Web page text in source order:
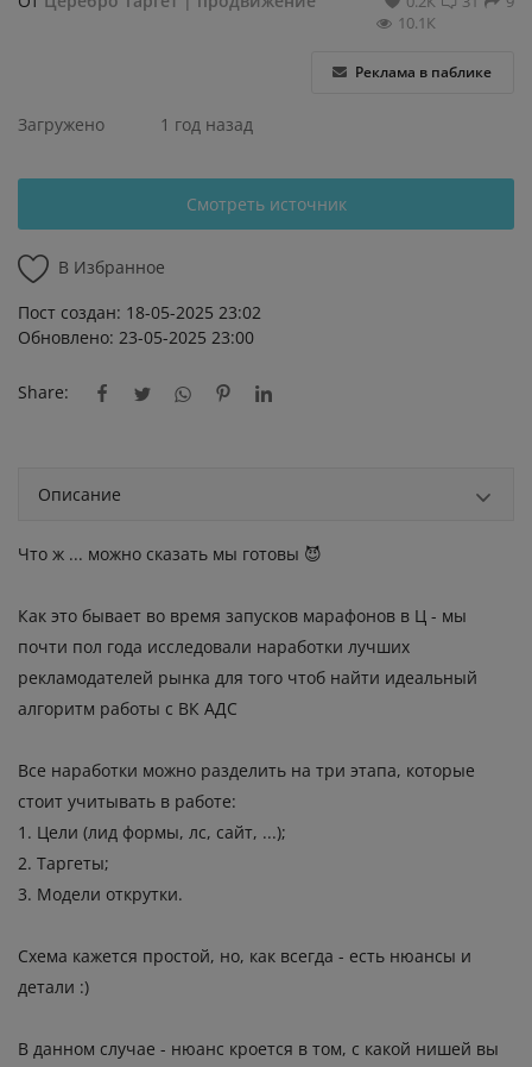
10.1К
Реклама в паблике
Загружено 1 год назад
Смотреть источник
В Избранное
Пост создан: 18-05-2025 23:02
Обновлено: 23-05-2025 23:00
Share:
Описание
Что ж ... можно сказать мы готовы 😈
Как это бывает во время запусков марафонов в Ц - мы
почти пол года исследовали наработки лучших
рекламодателей рынка для того чтоб найти идеальный
алгоритм работы с ВК АДС
Все наработки можно разделить на три этапа, которые
стоит учитывать в работе:
1. Цели (лид формы, лс, сайт, ...);
2. Таргеты;
3. Модели открутки.
Схема кажется простой, но, как всегда - есть нюансы и
детали :)
В данном случае - нюанс кроется в том, с какой нишей вы